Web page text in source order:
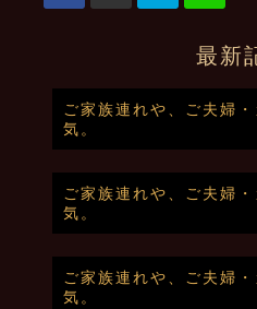
最新
ご家族連れや、ご夫婦
気。
ご家族連れや、ご夫婦
気。
ご家族連れや、ご夫婦
気。